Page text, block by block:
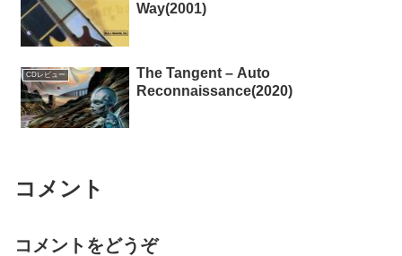
Way(2001)
CDレビュー
The Tangent – Auto
Reconnaissance(2020)
コメント
コメントをどうぞ